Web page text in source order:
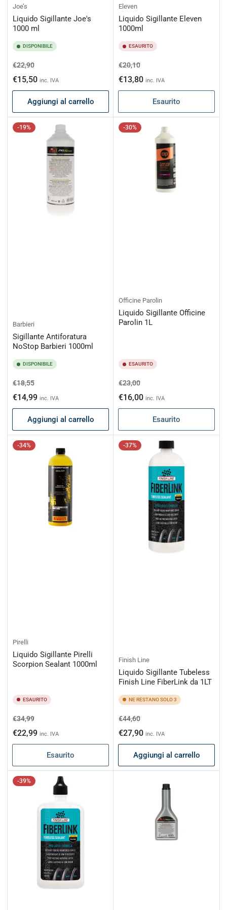
Joe’s
Liquido Sigillante Joe's
1000 ml
DISPONIBILE
Prezzo
di
listino
€22,90Prezzo
scontato
€15,50 inc. IVA
Aggiungi al carrello
Eleven
Liquido Sigillante Eleven
1000ml
ESAURITO
Prezzo
di
listino
€20,10Prezzo
scontato
€13,80 inc. IVA
Esaurito
-19%
Barbieri
Sigillante Antiforatura
NoStop Barbieri 1000ml
DISPONIBILE
Prezzo
di
listino
€18,55Prezzo
scontato
€14,99 inc. IVA
Aggiungi al carrello
-30%
Officine Parolin
Liquido Sigillante Officine
Parolin 1L
ESAURITO
Prezzo
di
listino
€23,00Prezzo
scontato
€16,00 inc. IVA
Esaurito
-34%
Pirelli
Liquido Sigillante Pirelli
Scorpion Sealant 1000ml
ESAURITO
Prezzo
di
listino
€34,99Prezzo
scontato
€22,99 inc. IVA
Esaurito
-37%
Finish Line
Liquido Sigillante Tubeless
Finish Line FiberLink da 1LT
NE RESTANO SOLO 3
Prezzo
di
listino
€44,60Prezzo
scontato
€27,90 inc. IVA
Aggiungi al carrello
-39%